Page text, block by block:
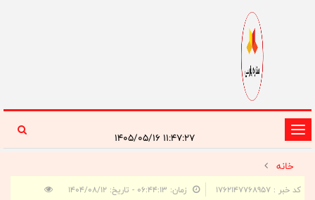
تغییر
وضعیت
ناوبری
۱۱:۴۷:۲۷ ۱۴۰۵/۰۵/۱۶
خانه
کد خبر : 1762147768957
زمان: ۰۶:۴۴:۱۳ - تاریخ: ۱۴۰۴/۰۸/۱۲